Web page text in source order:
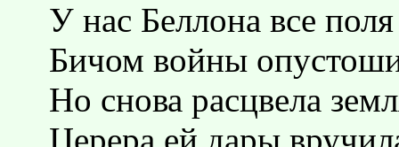
У нас Беллона все поля
Бичом войны
Но снова расцвела